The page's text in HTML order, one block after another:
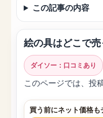
この記事の内容
絵の具はどこで
ダイソー：口コミあり
このページでは、投
買う前にネット価格も